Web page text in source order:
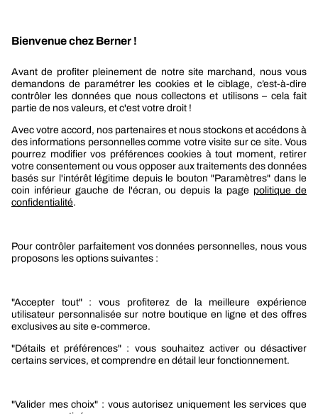
Berner
Boutique Berner
Boutique Berner Industry Services
Le groupe Berner
Nos produits
Sélection produits automobile
Sélection produits bâtiment
Promotions